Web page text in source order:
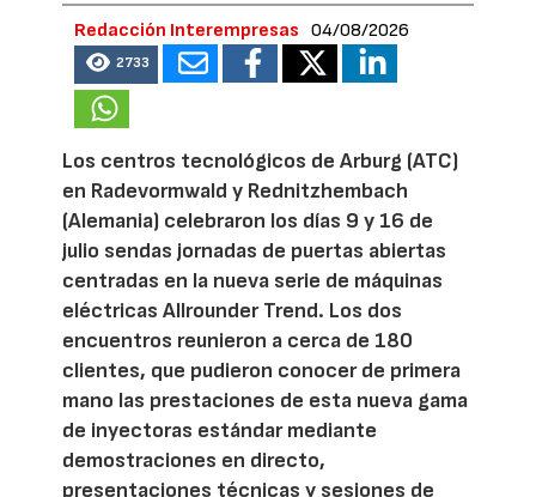
Redacción Interempresas 04/08/2026
2733
Los centros tecnológicos de Arburg (ATC)
en Radevormwald y Rednitzhembach
(Alemania) celebraron los días 9 y 16 de
julio sendas jornadas de puertas abiertas
centradas en la nueva serie de máquinas
eléctricas Allrounder Trend. Los dos
encuentros reunieron a cerca de 180
clientes, que pudieron conocer de primera
mano las prestaciones de esta nueva gama
de inyectoras estándar mediante
demostraciones en directo,
presentaciones técnicas y sesiones de